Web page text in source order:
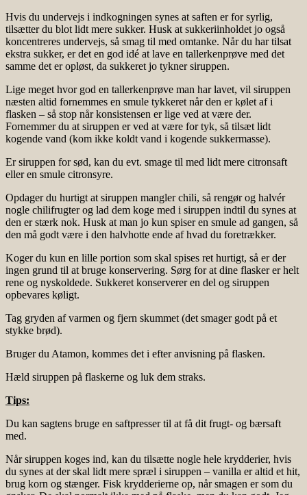
Hvis du undervejs i indkogningen synes at saften er for syrlig,
tilsætter du blot lidt mere sukker. Husk at sukkeriinholdet jo også
koncentreres undervejs, så smag til med omtanke. Når du har tilsat
ekstra sukker, er det en god idé at lave en tallerkenprøve med det
samme det er opløst, da sukkeret jo tykner siruppen.
Lige meget hvor god en tallerkenprøve man har lavet, vil siruppen
næsten altid fornemmes en smule tykkeret når den er kølet af i
flasken – så stop når konsistensen er lige ved at være der.
Fornemmer du at siruppen er ved at være for tyk, så tilsæt lidt
kogende vand (kom ikke koldt vand i kogende sukkermasse).
Er siruppen for sød, kan du evt. smage til med lidt mere citronsaft
eller en smule citronsyre.
Opdager du hurtigt at siruppen mangler chili, så rengør og halvér
nogle chilifrugter og lad dem koge med i siruppen indtil du synes at
den er stærk nok. Husk at man jo kun spiser en smule ad gangen, så
den må godt være i den halvhotte ende af hvad du foretrækker.
Koger du kun en lille portion som skal spises ret hurtigt, så er der
ingen grund til at bruge konservering. Sørg for at dine flasker er helt
rene og nyskoldede. Sukkeret konserverer en del og siruppen
opbevares køligt.
Tag gryden af varmen og fjern skummet (det smager godt på et
stykke brød).
Bruger du Atamon, kommes det i efter anvisning på flasken.
Hæld siruppen på flaskerne og luk dem straks.
Tips:
Du kan sagtens bruge en saftpresser til at få dit frugt- og bærsaft
med.
Når siruppen koges ind, kan du tilsætte nogle hele krydderier, hvis
du synes at der skal lidt mere spræl i siruppen – vanilla er altid et hit,
brug korn og stænger. Fisk krydderierne op, når smagen er som du